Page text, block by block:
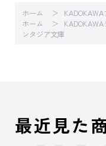
ホーム
ホーム
ンタジア文庫
最近見た